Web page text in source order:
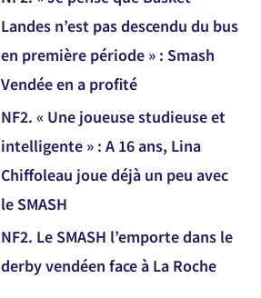
Landes n’est pas descendu du bus
en première période » : Smash
Vendée en a profité
NF2. « Une joueuse studieuse et
intelligente » : A 16 ans, Lina
Chiffoleau joue déjà un peu avec
le SMASH
NF2. Le SMASH l’emporte dans le
derby vendéen face à La Roche